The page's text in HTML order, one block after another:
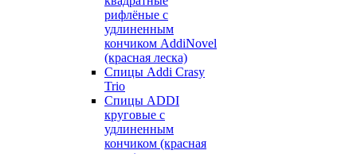
рифлёные с
удлиненным
кончиком AddiNovel
(красная леска)
Спицы Addi Crasy
Trio
Спицы ADDI
круговые с
удлиненным
кончиком (красная